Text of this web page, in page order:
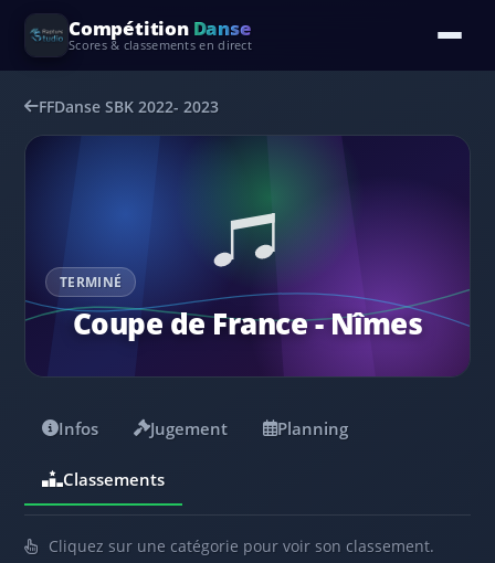
Compétition Danse
Scores & classements en direct
FFDanse SBK 2022- 2023
TERMINÉ
Coupe de France - Nîmes
Infos Jugement Planning
Classements
Cliquez sur une catégorie pour voir son classement.